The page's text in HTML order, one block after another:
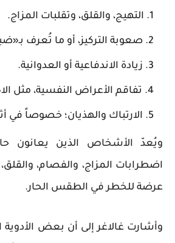
التهيج، والقلق، وتقلبات المزاج.
صعوبة التركيز، أو ما تُعرف
زيادة الاندفاعية أو العدوانية.
تفاقم الأعراض النفسية، مثل
الارتباك والهذيان؛ خصوصاً
ويُعدّ الأشخاص الذين يعانون
اضطرابات المزاج، والفصام،
عرضة للخطر في الطقس الحار.
وأشارت غالاغر إلى أن بعض